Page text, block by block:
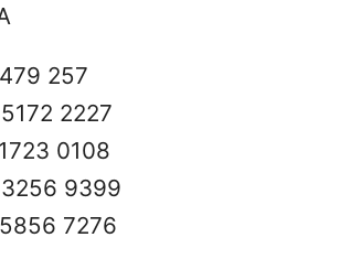
257
2227
0108
9399
7276